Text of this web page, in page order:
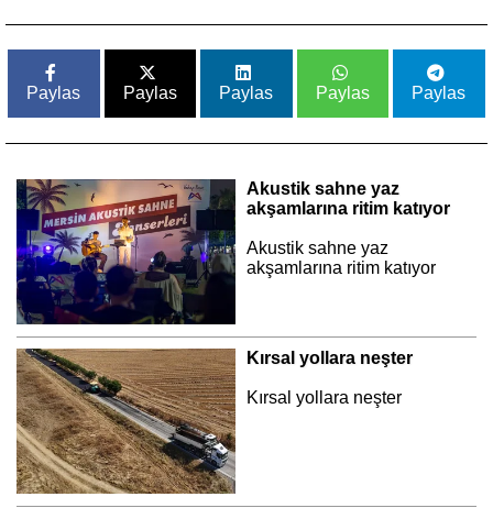
Paylas Paylas Paylas Paylas Paylas
Akustik sahne yaz
akşamlarına ritim katıyor
Akustik sahne yaz
akşamlarına ritim katıyor
Kırsal yollara neşter
Kırsal yollara neşter